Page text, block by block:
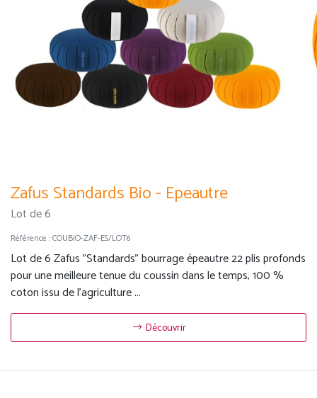
Zafus Standards Bio - Epeautre
Lot de 6
Référence :COUBIO-ZAF-ES/LOT6
Lot de 6 Zafus "Standards" bourrage épeautre 22 plis profonds
pour une meilleure tenue du coussin dans le temps, 100 %
coton issu de l'agriculture ...
Découvrir